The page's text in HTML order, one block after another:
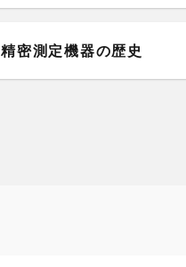
精密測定機器の歴史